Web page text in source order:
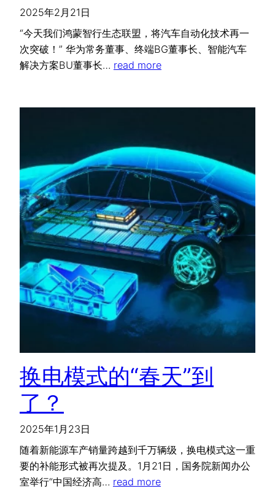
2025年2月21日
“今天我们鸿蒙智行生态联盟，将汽车自动化技术再一
次突破！” 华为常务董事、终端BG董事长、智能汽车
解决方案BU董事长… read more
换电模式的“春天”到
了？
2025年1月23日
随着新能源车产销量跨越到千万辆级，换电模式这一重
要的补能形式被再次提及。1月21日，国务院新闻办公
室举行“中国经济高… read more